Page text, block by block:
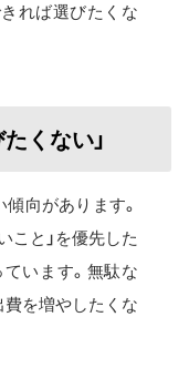
きれば選びたくな
くない」
向があります。
こと」を優先した
います。無駄な
費を増やしたくな